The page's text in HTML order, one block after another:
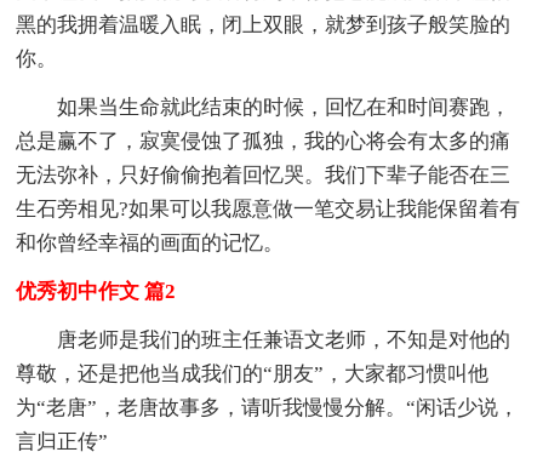
黑的我拥着温暖入眠，闭上双眼，就梦到孩子般笑脸的
你。
如果当生命就此结束的时候，回忆在和时间赛跑，
总是赢不了，寂寞侵蚀了孤独，我的心将会有太多的痛
无法弥补，只好偷偷抱着回忆哭。我们下辈子能否在三
生石旁相见?如果可以我愿意做一笔交易让我能保留着有
和你曾经幸福的画面的记忆。
优秀初中作文 篇2
唐老师是我们的班主任兼语文老师，不知是对他的
尊敬，还是把他当成我们的“朋友”，大家都习惯叫他
为“老唐”，老唐故事多，请听我慢慢分解。“闲话少说，
言归正传”